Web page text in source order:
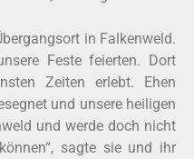
in Falkenweld.
Feste feierten. Dort
Zeiten erlebt. Ehen
und unsere heiligen
und werde doch nicht
sagte sie und ihr